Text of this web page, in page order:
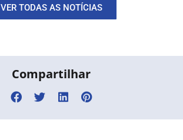
VER TODAS AS NOTÍCIAS
Compartilhar